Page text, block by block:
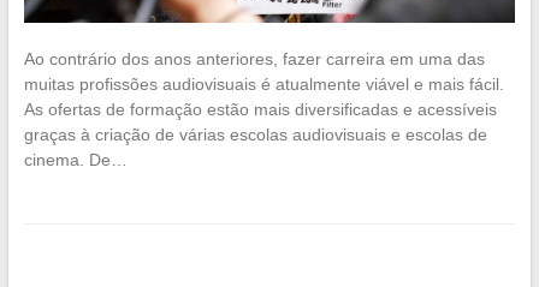
Ao contrário dos anos anteriores, fazer carreira em uma das
muitas profissões audiovisuais é atualmente viável e mais fácil.
As ofertas de formação estão mais diversificadas e acessíveis
graças à criação de várias escolas audiovisuais e escolas de
cinema. De…